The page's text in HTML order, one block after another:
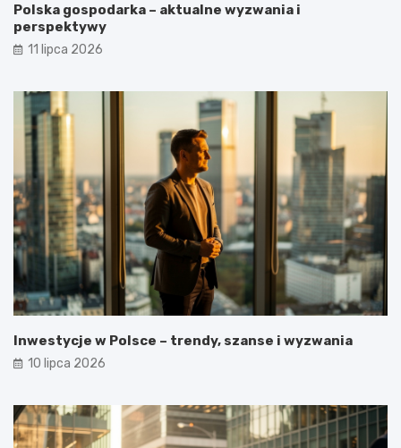
Polska gospodarka – aktualne wyzwania i
perspektywy
11 lipca 2026
Inwestycje w Polsce – trendy, szanse i wyzwania
10 lipca 2026